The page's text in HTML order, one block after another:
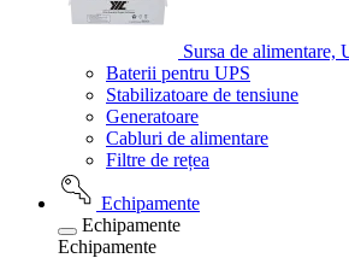
Sursa de alimentare,
Baterii pentru UPS
Stabilizatoare de tensiune
Generatoare
Cabluri de alimentare
Filtre de rețea
Echipamente
Echipamente
Echipamente